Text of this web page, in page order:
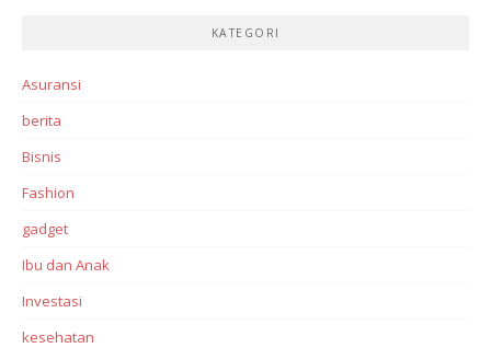
KATEGORI
Asuransi
berita
Bisnis
Fashion
gadget
Ibu dan Anak
Investasi‎
kesehatan